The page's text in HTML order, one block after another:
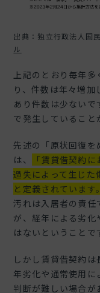
出典：独立行政法人
ル
上記のとおり毎年
り、件数は年々増
あり件数は少ない
で発生していること
先述の「原状回復を
は、
「賃貸借契約
過失によって生じた
と定義されています。
汚れは入居者の責任
が、経年による劣
はないということで
しかし賃貸借契約
年劣化や通常使用に
判断が難しい場合が